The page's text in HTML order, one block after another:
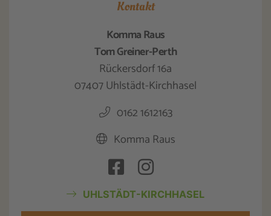
Kontakt
Komma Raus
Tom Greiner-Perth
Rückersdorf 16a
07407 Uhlstädt-Kirchhasel
0162 1612163
Komma Raus
UHLSTÄDT-KIRCHHASEL